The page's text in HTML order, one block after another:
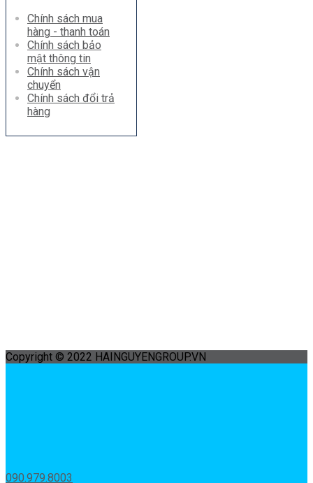
Chính sách mua
hàng - thanh toán
Chính sách bảo
mật thông tin
Chính sách vận
chuyển
Chính sách đổi trả
hàng
Copyright © 2022 HAINGUYENGROUP.VN
090.979.8003